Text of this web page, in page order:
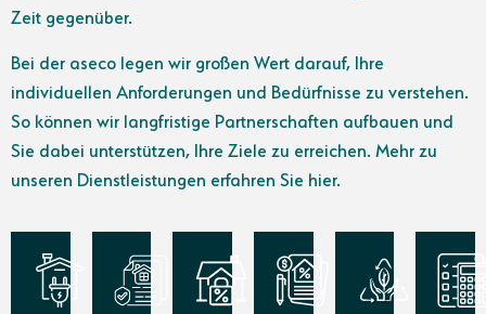
Zeit gegenüber.
Bei der aseco legen wir großen Wert darauf, Ihre
individuellen Anforderungen und Bedürfnisse zu verstehen.
So können wir langfristige Partnerschaften aufbauen und
Sie dabei unterstützen, Ihre Ziele zu erreichen. Mehr zu
unseren Dienstleistungen erfahren Sie hier.